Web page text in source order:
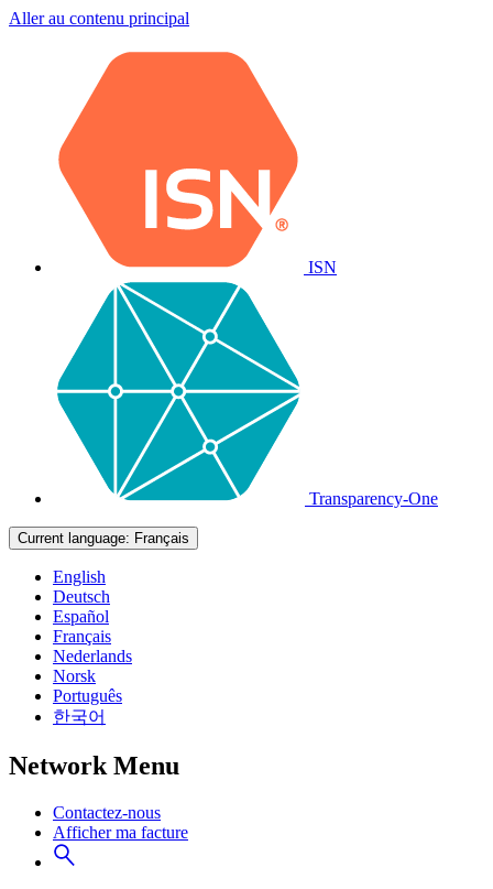
Aller au contenu principal
ISN
Transparency-One
Current language: Français
English
Deutsch
Español
Français
Nederlands
Norsk
Português
한국어
Network Menu
Contactez-nous
Afficher ma facture